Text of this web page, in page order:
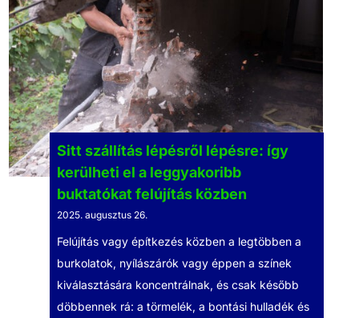
Sitt szállítás lépésről lépésre: így
kerülheti el a leggyakoribb
buktatókat felújítás közben
2025. augusztus 26.
Felújítás vagy építkezés közben a legtöbben a
burkolatok, nyílászárók vagy éppen a színek
kiválasztására koncentrálnak, és csak később
döbbennek rá: a törmelék, a bontási hulladék és